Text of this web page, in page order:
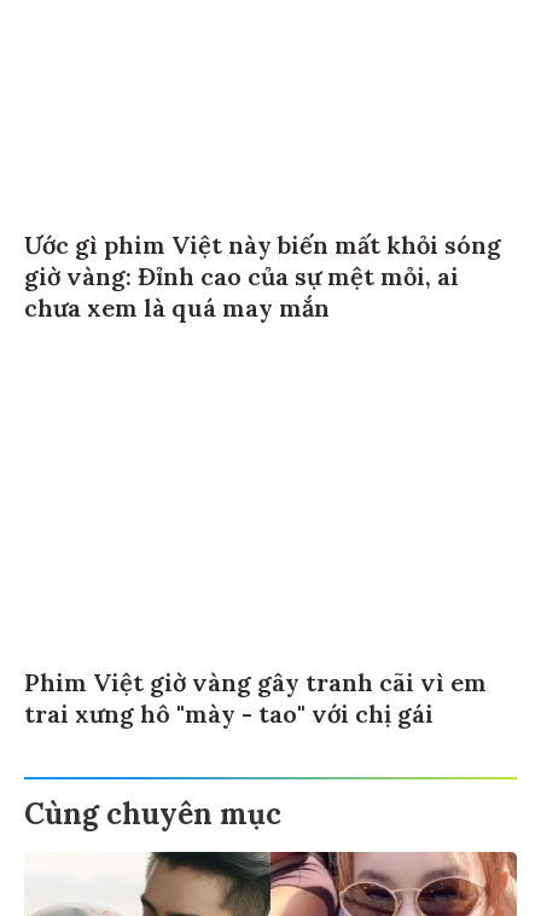
Ước gì phim Việt này biến mất khỏi sóng
giờ vàng: Đỉnh cao của sự mệt mỏi, ai
chưa xem là quá may mắn
Phim Việt giờ vàng gây tranh cãi vì em
trai xưng hô "mày - tao" với chị gái
Cùng chuyên mục